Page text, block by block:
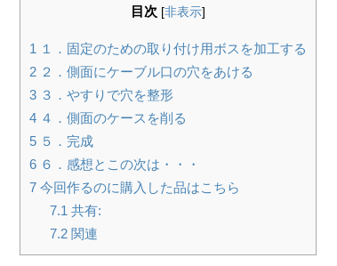
目次 [非表示]
1 １．固定のための取り付け用ボスを加工する
2 ２．側面にケーブル口の穴をあける
3 ３．やすりで穴を整形
4 ４．側面のケースを削る
5 ５．完成
6 ６．感想とこの次は・・・
7 今回作るのに購入した品はこちら
7.1 共有:
7.2関連